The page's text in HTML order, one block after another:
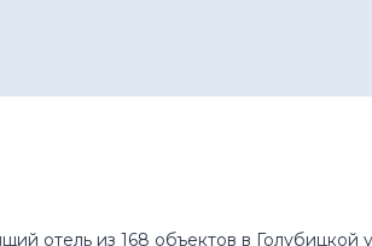
отель из 168 объектов в Голубицкой